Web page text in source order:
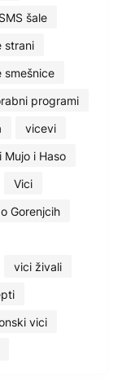
SMS šale
strani
smešnice
programi
vicevi
Mujo i Haso
Vici
Gorenjcih
vici živali
vici